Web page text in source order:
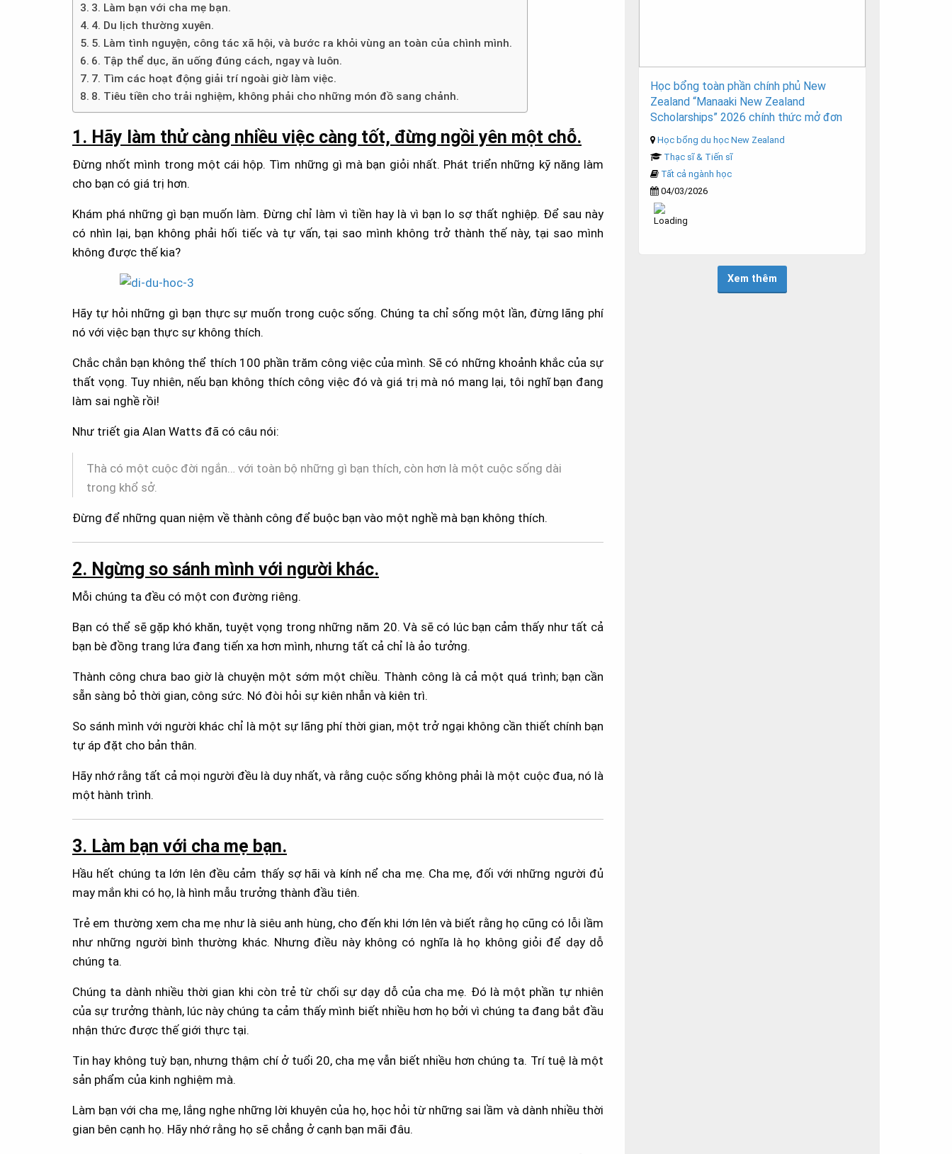
3. Làm bạn với cha mẹ bạn.
4. Du lịch thường xuyên.
5. Làm tình nguyện, công tác xã hội, và bước ra khỏi vùng an toàn của chình mình.
6. Tập thể dục, ăn uống đúng cách, ngay và luôn.
7. Tìm các hoạt động giải trí ngoài giờ làm việc.
8. Tiêu tiền cho trải nghiệm, không phải cho những món đồ sang chảnh.
1. Hãy làm thử càng nhiều việc càng tốt, đừng ngồi yên một chỗ.
Đừng nhốt mình trong một cái hộp. Tìm những gì mà bạn giỏi nhất. Phát triển những kỹ năng làm
cho bạn có giá trị hơn.
Khám phá những gì bạn muốn làm. Đừng chỉ làm vì tiền hay là vì bạn lo sợ thất nghiệp. Để sau này
có nhìn lại, bạn không phải hối tiếc và tự vấn, tại sao mình không trở thành thế này, tại sao mình
không được thế kia?
Hãy tự hỏi những gì bạn thực sự muốn trong cuộc sống. Chúng ta chỉ sống một lần, đừng lãng phí
nó với việc bạn thực sự không thích.
Chắc chắn bạn không thể thích 100 phần trăm công việc của mình. Sẽ có những khoảnh khắc của sự
thất vọng. Tuy nhiên, nếu bạn không thích công việc đó và giá trị mà nó mang lại, tôi nghĩ bạn đang
làm sai nghề rồi!
Như triết gia Alan Watts đã có câu nói:
Thà có một cuộc đời ngắn… với toàn bộ những gì bạn thích, còn hơn là một cuộc sống dài
trong khổ sở.
Đừng để những quan niệm về thành công để buộc bạn vào một nghề mà bạn không thích.
2. Ngừng so sánh mình với người khác.
Mỗi chúng ta đều có một con đường riêng.
Bạn có thể sẽ gặp khó khăn, tuyệt vọng trong những năm 20. Và sẽ có lúc bạn cảm thấy như tất cả
bạn bè đồng trang lứa đang tiến xa hơn mình, nhưng tất cả chỉ là ảo tưởng.
Thành công chưa bao giờ là chuyện một sớm một chiều. Thành công là cả một quá trình; bạn cần
sẵn sàng bỏ thời gian, công sức. Nó đòi hỏi sự kiên nhẫn và kiên trì.
So sánh mình với người khác chỉ là một sự lãng phí thời gian, một trở ngại không cần thiết chính bạn
tự áp đặt cho bản thân.
Hãy nhớ rằng tất cả mọi người đều là duy nhất, và rằng cuộc sống không phải là một cuộc đua, nó là
một hành trình.
3. Làm bạn với cha mẹ bạn.
Hầu hết chúng ta lớn lên đều cảm thấy sợ hãi và kính nể cha mẹ. Cha mẹ, đối với những người đủ
may mắn khi có họ, là hình mẫu trưởng thành đầu tiên.
Trẻ em thường xem cha mẹ như là siêu anh hùng, cho đến khi lớn lên và biết rằng họ cũng có lỗi lầm
như những người bình thường khác. Nhưng điều này không có nghĩa là họ không giỏi để dạy dỗ
chúng ta.
Chúng ta dành nhiều thời gian khi còn trẻ từ chối sự dạy dỗ của cha mẹ. Đó là một phần tự nhiên
của sự trưởng thành, lúc này chúng ta cảm thấy mình biết nhiều hơn họ bởi vì chúng ta đang bắt đầu
nhận thức được thế giới thực tại.
Tin hay không tuỳ bạn, nhưng thậm chí ở tuổi 20, cha mẹ vẫn biết nhiều hơn chúng ta. Trí tuệ là một
sản phẩm của kinh nghiệm mà.
Làm bạn với cha mẹ, lắng nghe những lời khuyên của họ, học hỏi từ những sai lầm và dành nhiều thời
gian bên cạnh họ. Hãy nhớ rằng họ sẽ chẳng ở cạnh bạn mãi đâu.
Học bổng toàn phần chính phủ New
Zealand “Manaaki New Zealand
Scholarships” 2026 chính thức mở đơn
Học bổng du học New Zealand
Thạc sĩ & Tiến sĩ
Tất cả ngành học
04/03/2026
Xem thêm